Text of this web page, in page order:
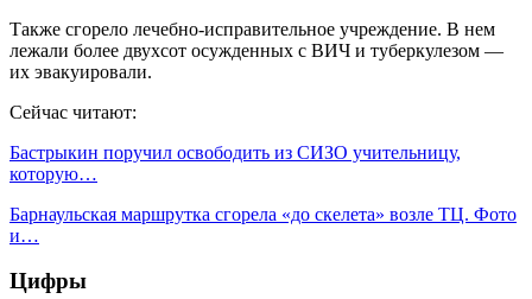
Также сгорело лечебно-исправительное учреждение. В нем
лежали более двухсот осужденных с ВИЧ и туберкулезом —
их эвакуировали.
Сейчас читают:
Бастрыкин поручил освободить из СИЗО учительницу,
которую…
Барнаульская маршрутка сгорела «до скелета» возле ТЦ. Фото
и…
Цифры